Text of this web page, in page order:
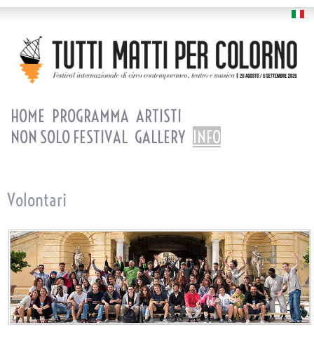
HOME PROGRAMMA ARTISTI
NON SOLO FESTIVAL GALLERY INFO
Volontari